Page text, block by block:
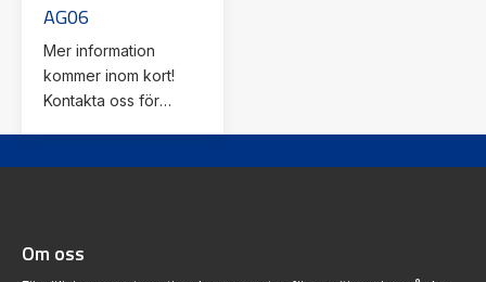
AG06
Mer information
kommer inom kort!
Kontakta oss för
Om oss